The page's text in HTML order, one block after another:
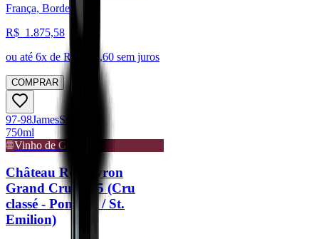
França, Bordeaux
R$ 1.875,58
ou até 6x de R$ 312,60 sem juros
COMPRAR
97-98JamesSuckling
750ml
Vinho de Guarda
Château Rocheyron
Grand Cru 2015 (Cru
classé - Pomerol / St.
Emilion)